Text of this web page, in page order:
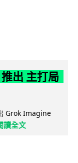
出 主打局
Grok Imagine
讀全文